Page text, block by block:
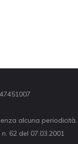
alcuna periodicità.
62 del 07.03.2001